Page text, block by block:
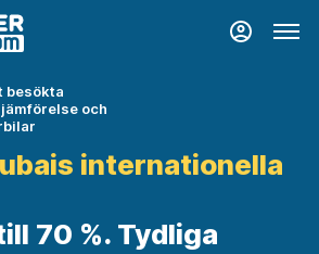
besökta
och
internationella
70 %. Tydliga